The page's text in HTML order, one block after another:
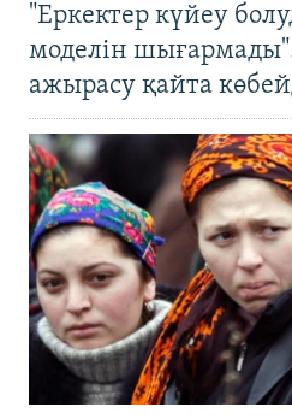
"Еркектер күйеу
моделін
ажырасу қайта